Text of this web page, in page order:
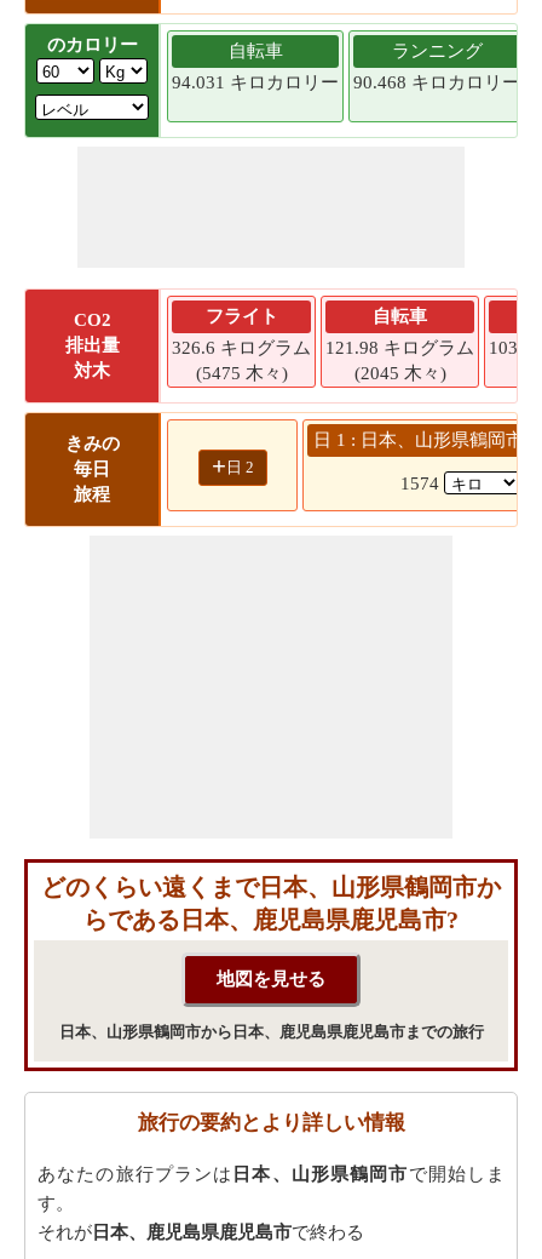
のカロリー
自転車
94.031 キロカロリー
ランニング
90.468 キロカロリー
CO2
排出量
対木
フライト
326.6 キログラム
(5475 木々)
自転車
121.98 キログラム
(2045 木々)
きみの
毎日
旅程
+ 日 2
日 1 : 日本、山形県鶴岡市
1574
どのくらい遠くまで日本、山形県鶴岡市か
らである日本、鹿児島県鹿児島市?
日本、山形県鶴岡市から日本、鹿児島県鹿児島市までの旅行
旅行の要約とより詳しい情報
あなたの旅行プランは 日本、山形県鶴岡市で開始しま
す。
それが 日本、鹿児島県鹿児島市で終わる